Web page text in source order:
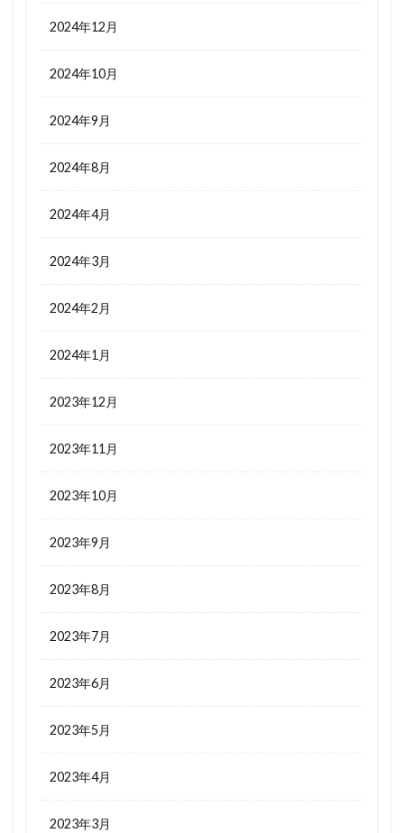
2024年12月
2024年10月
2024年9月
2024年8月
2024年4月
2024年3月
2024年2月
2024年1月
2023年12月
2023年11月
2023年10月
2023年9月
2023年8月
2023年7月
2023年6月
2023年5月
2023年4月
2023年3月